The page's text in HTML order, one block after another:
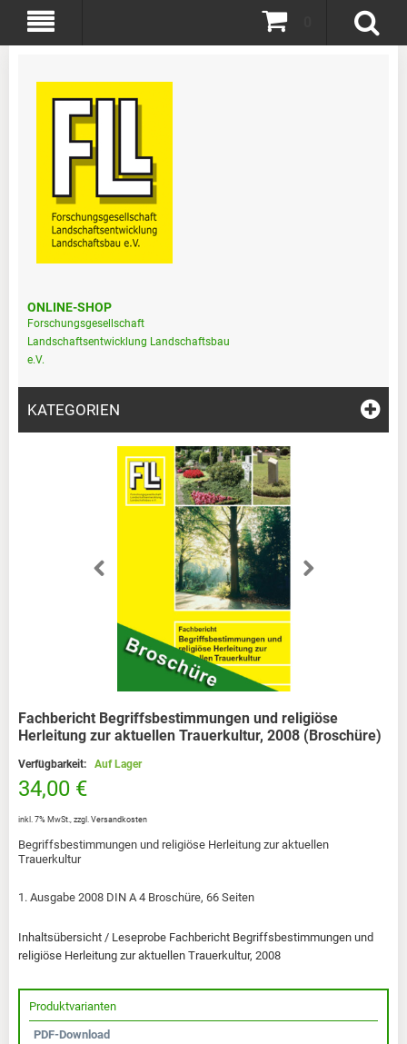
ONLINE-SHOP
Forschungsgesellschaft
Landschaftsentwicklung Landschaftsbau
e.V.
KATEGORIEN
Fachbericht Begriffsbestimmungen und religiöse
Herleitung zur aktuellen Trauerkultur, 2008 (Broschüre)
Verfügbarkeit: Auf Lager
34,00 €
inkl. 7% MwSt., zzgl. Versandkosten
Begriffsbestimmungen und religiöse Herleitung zur aktuellen
Trauerkultur
1. Ausgabe 2008 DIN A 4 Broschüre, 66 Seiten
Inhaltsübersicht / Leseprobe Fachbericht Begriffsbestimmungen und
religiöse Herleitung zur aktuellen Trauerkultur, 2008
Produktvarianten
PDF-Download